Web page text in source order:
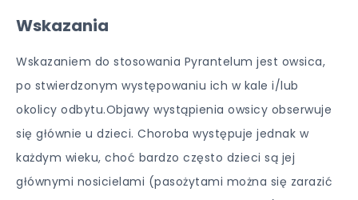
Wskazania
Wskazaniem do stosowania Pyrantelum jest owsica,
po stwierdzonym występowaniu ich w kale i/lub
okolicy odbytu.Objawy wystąpienia owsicy obserwuje
się głównie u dzieci. Choroba występuje jednak w
każdym wieku, choć bardzo często dzieci są jej
głównymi nosicielami (pasożytami można się zarazić